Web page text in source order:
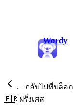
Wordy
← กลับไปที่บล็อก
🇫🇷ฝรั่งเศส